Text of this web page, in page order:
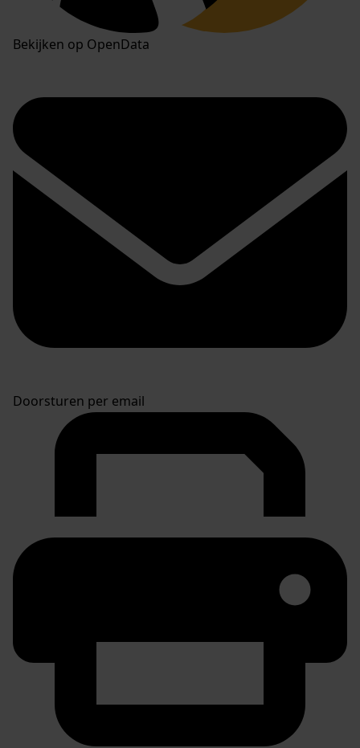
Bekijken op OpenData
Doorsturen per email